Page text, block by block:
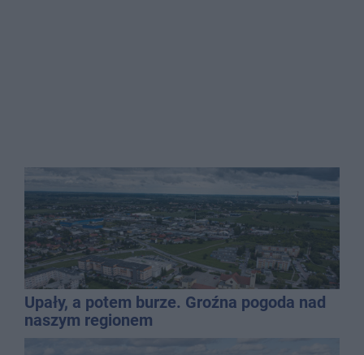
Upały, a potem burze. Groźna pogoda nad
naszym regionem